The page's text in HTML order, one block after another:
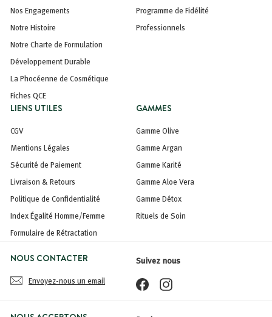
Nos Engagements
Notre Histoire
Notre Charte de Formulation
Développement Durable
La Phocéenne de Cosmétique
Fiches QCE
Programme de Fidélité
Professionnels
LIENS UTILES
CGV
Mentions Légales
Sécurité de Paiement
Livraison & Retours
Politique de Confidentialité
Index Égalité Homme/Femme
Formulaire de Rétractation
GAMMES
Gamme Olive
Gamme Argan
Gamme Karité
Gamme Aloe Vera
Gamme Détox
Rituels de Soin
NOUS CONTACTER
Envoyez-nous un email
Suivez nous
FacebookInstagram